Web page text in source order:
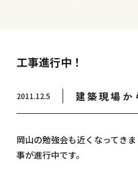
工事進行中！
2011.12.5 建築現場か
岡山の勉強会も近くなってき
事が進行中です。